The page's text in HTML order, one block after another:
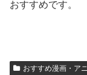
おすすめです。
おすすめ漫画・ア